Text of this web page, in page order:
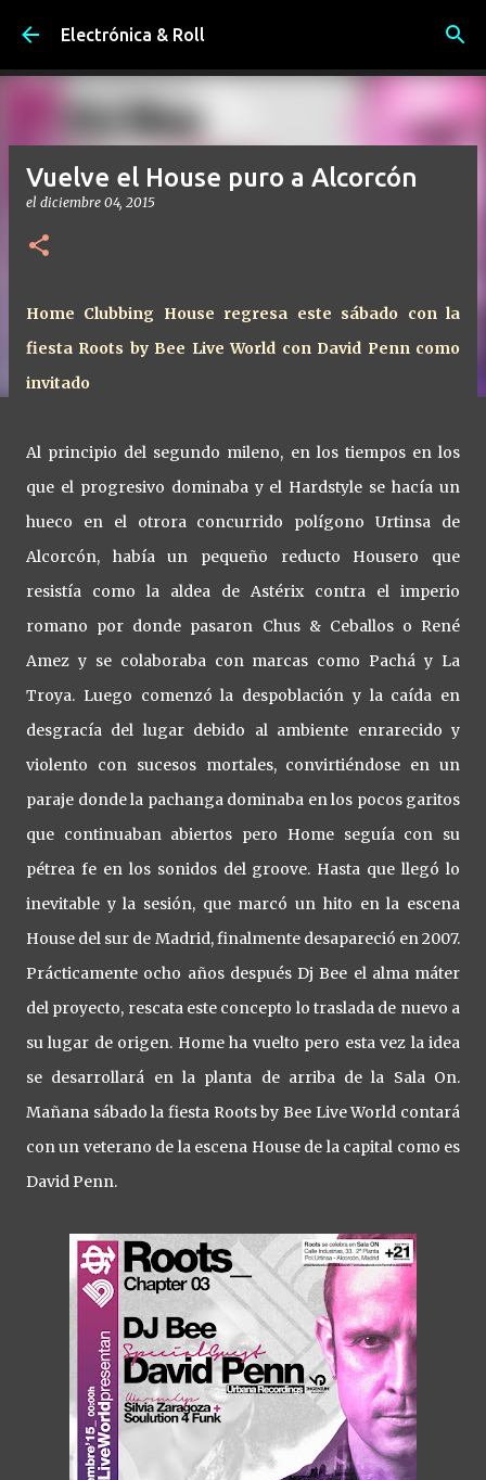
Ir al contenido principal
Electrónica & Roll
Vuelve el House puro a Alcorcón
el diciembre 04, 2015
Home Clubbing House regresa este sábado con la
fiesta Roots by Bee Live World con David Penn como
invitado
Al principio del segundo mileno, en los tiempos en los
que el progresivo dominaba y el Hardstyle se hacía un
hueco en el otrora concurrido polígono Urtinsa de
Alcorcón, había un pequeño reducto Housero que
resistía como la aldea de Astérix contra el imperio
romano por donde pasaron Chus & Ceballos o René
Amez y se colaboraba con marcas como Pachá y La
Troya. Luego comenzó la despoblación y la caída en
desgracía del lugar debido al ambiente enrarecido y
violento con sucesos mortales, convirtiéndose en un
paraje donde la pachanga dominaba en los pocos garitos
que continuaban abiertos pero Home seguía con su
pétrea fe en los sonidos del groove. Hasta que llegó lo
inevitable y la sesión, que marcó un hito en la escena
House del sur de Madrid, finalmente desapareció en 2007.
Prácticamente ocho años después Dj Bee el alma máter
del proyecto, rescata este concepto lo traslada de nuevo a
su lugar de origen. Home ha vuelto pero esta vez la idea
se desarrollará en la planta de arriba de la Sala On.
Mañana sábado la fiesta Roots by Bee Live World contará
con un veterano de la escena House de la capital como es
David Penn.